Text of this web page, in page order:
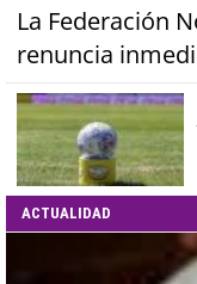
La Federación
renuncia
ACTUALIDAD